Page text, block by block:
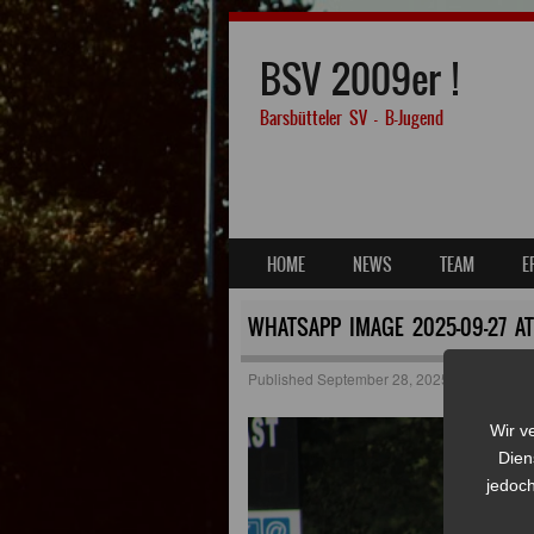
BSV 2009er !
Barsbütteler SV – B-Jugend
MENU
SKIP TO CONTENT
HOME NEWS TEAM
WHATSAPP IMAGE 2025-09-27
Published September 28, 2025
Wir